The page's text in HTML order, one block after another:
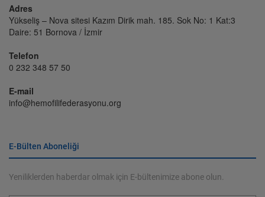
Adres
Yükseliş – Nova sitesi Kazım Dirik mah. 185. Sok No: 1 Kat:3
Daire: 51 Bornova / İzmir
Telefon
0 232 348 57 50
E-mail
info@hemofilifederasyonu.org
E-Bülten Aboneliği
Yeniliklerden haberdar olmak için E-bültenimize abone olun.